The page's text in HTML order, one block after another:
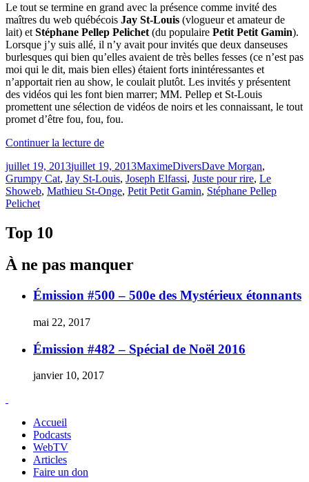
Le tout se termine en grand avec la présence comme invité des
maîtres du web québécois Jay St-Louis (vlogueur et amateur de
lait) et Stéphane Pellep Pelichet (du populaire Petit Petit Gamin).
Lorsque j’y suis allé, il n’y avait pour invités que deux danseuses
burlesques qui bien qu’elles avaient de très belles fesses (ce n’est pas
moi qui le dit, mais bien elles) étaient forts inintéressantes et
n’apportait rien au show, le coulait plutôt. Les invités y présentent
des vidéos qui les font bien marrer; MM. Pellep et St-Louis
promettent une sélection de vidéos de noirs et les connaissant, le tout
promet d’être fou, fou, fou.
Continuer la lecture de« Le
–
Quand
le
Publié
le
juillet 19, 2013juillet 19, 2013MaximeCatégories
DiversÉtiquettes
Dave Morgan,
Grumpy Cat, Jay St-Louis, Joseph Elfassi, Juste pour rire, Le
Showeb, Mathieu St-Onge, Petit Petit Gamin, Stéphane Pellep
Pelichet
Top 10
À ne pas manquer
Émission #500 – 500e des Mystérieux étonnants
mai 22, 2017
Émission #482 – Spécial de Noël 2016
janvier 10, 2017
Accueil
Podcasts
WebTV
Articles
Faire un don